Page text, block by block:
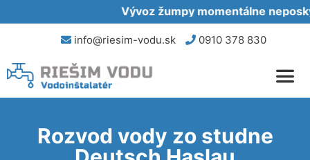
Vývoz žumpy momentálne
info@riesim-vodu.sk 0910 378 830
Rozvod vody zo studne